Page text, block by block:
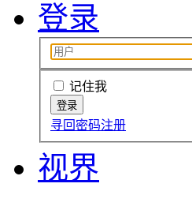
登录
记住我
寻回密码注册
视界